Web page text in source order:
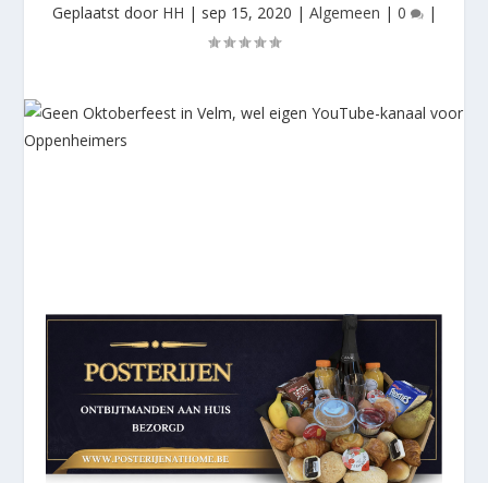
Geplaatst door HH | sep 15, 2020 | Algemeen | 0 |